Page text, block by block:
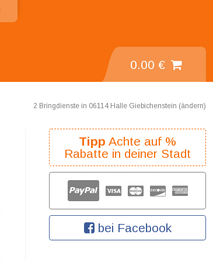
0.00 €
2 Bringdienste in 06114 Halle Giebichenstein (ändern)
Tipp Achte auf %
Rabatte in deiner Stadt
bei Facebook